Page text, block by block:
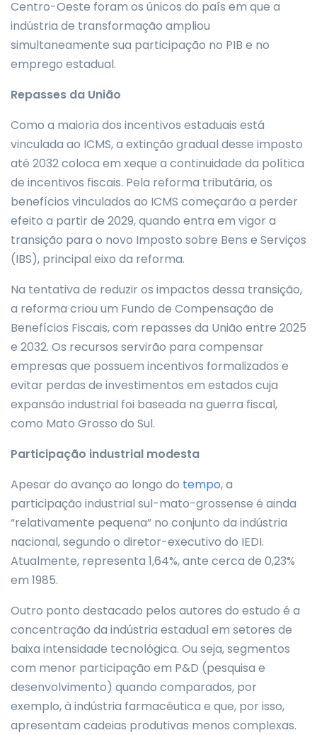
Centro-Oeste foram os únicos do país em que a
indústria de transformação ampliou
simultaneamente sua participação no PIB e no
emprego estadual.
Repasses da União
Como a maioria dos incentivos estaduais está
vinculada ao ICMS, a extinção gradual desse imposto
até 2032 coloca em xeque a continuidade da política
de incentivos fiscais. Pela reforma tributária, os
benefícios vinculados ao ICMS começarão a perder
efeito a partir de 2029, quando entra em vigor a
transição para o novo Imposto sobre Bens e Serviços
(IBS), principal eixo da reforma.
Na tentativa de reduzir os impactos dessa transição,
a reforma criou um Fundo de Compensação de
Benefícios Fiscais, com repasses da União entre 2025
e 2032. Os recursos servirão para compensar
empresas que possuem incentivos formalizados e
evitar perdas de investimentos em estados cuja
expansão industrial foi baseada na guerra fiscal,
como Mato Grosso do Sul.
Participação industrial modesta
Apesar do avanço ao longo do tempo, a
participação industrial sul-mato-grossense é ainda
“relativamente pequena” no conjunto da indústria
nacional, segundo o diretor-executivo do IEDI.
Atualmente, representa 1,64%, ante cerca de 0,23%
em 1985.
Outro ponto destacado pelos autores do estudo é a
concentração da indústria estadual em setores de
baixa intensidade tecnológica. Ou seja, segmentos
com menor participação em P&D (pesquisa e
desenvolvimento) quando comparados, por
exemplo, à indústria farmacêutica e que, por isso,
apresentam cadeias produtivas menos complexas.